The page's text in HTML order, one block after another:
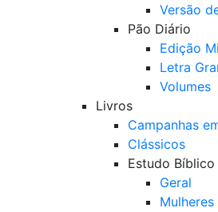
Versão
Pão Diário
Edição
Letra
Volumes
Livros
Campanhas
Clássicos
Estudo Bíblico
Geral
Mulheres